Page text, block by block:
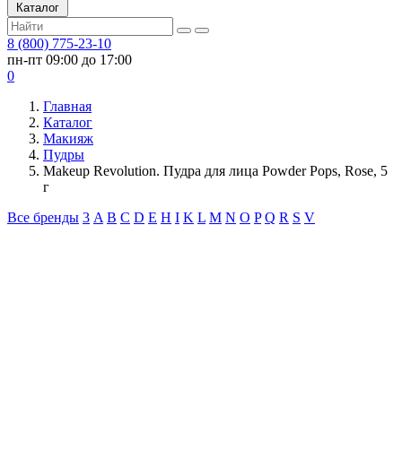
Каталог
8 (800) 775-23-10
пн-пт 09:00 до 17:00
0
Главная
Каталог
Макияж
Пудры
Makeup Revolution. Пудра для лица Powder Pops, Rose, 5
г
Все бренды 3 A B C D E H I K L M N O P Q R S V